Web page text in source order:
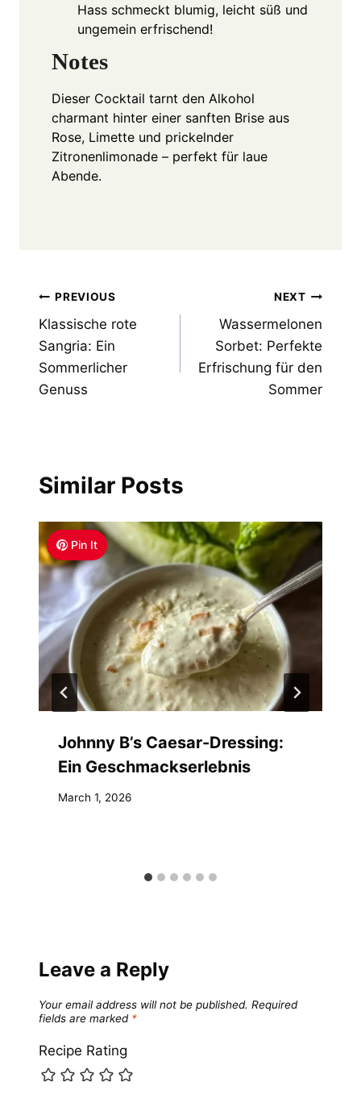
Hass schmeckt blumig, leicht süß und
ungemein erfrischend!
Notes
Dieser Cocktail tarnt den Alkohol
charmant hinter einer sanften Brise aus
Rose, Limette und prickelnder
Zitronenlimonade – perfekt für laue
Abende.
Post
navigation
PREVIOUS
Klassische rote
Sangria: Ein
Sommerlicher
Genuss
NEXT
Wassermelonen
Sorbet: Perfekte
Erfrischung für den
Sommer
Similar Posts
Pin It
Johnny B’s Caesar-Dressing:
Ein Geschmackserlebnis
March 1, 2026
Leave a Reply
Your email address will not be published. Required
fields are marked *
Recipe Rating